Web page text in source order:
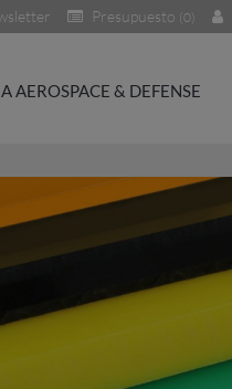
Presupuesto (0)
AEROSPACE & DEFENSE